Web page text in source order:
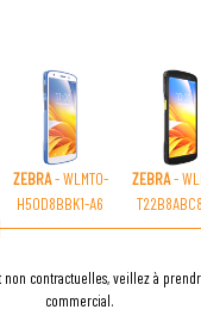
ZEBRA- WLMT0-
H50D8BBK1-A6
ZEBRA-
contractuelles, veillez à
commercial.